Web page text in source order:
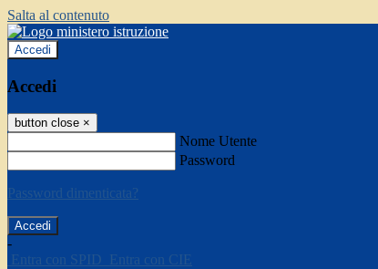
Salta al contenuto
Accedi
Accedi
button close ×
Nome Utente
Password
Password dimenticata?
-
Entra con SPID
Entra con CIE